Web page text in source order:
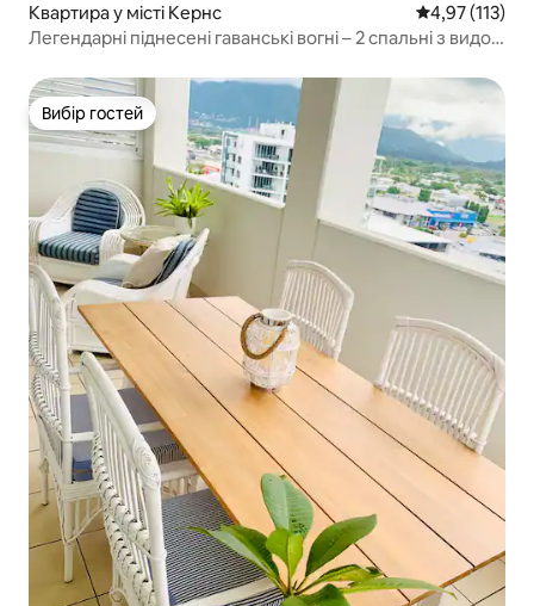
Квартира у місті Кернс Середня
4,97 (113)
Легендарні піднесені гаванські вогні – 2 спальні з видом
Вибір гостей
Вибір гостей